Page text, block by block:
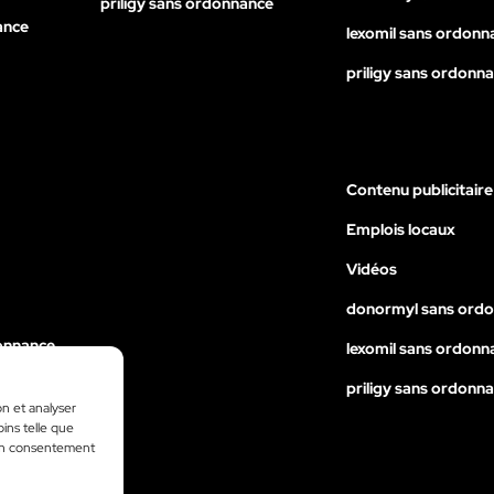
et analyser
telle que
consentement
lexomil sans
priligy sans
Contenu publicitaire
Emplois locaux
Vidéos
donormyl sans
lexomil sans
priligy sans